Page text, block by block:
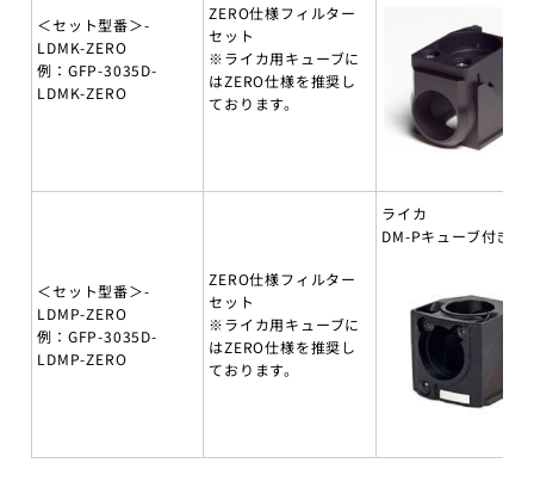
＜セット型番＞-
LDMK-ZERO
例：GFP-3035D-
LDMK-ZERO
ZERO仕様フィルター
セット
※ライカ用キューブに
はZERO仕様を推奨し
ております。
＜セット型番＞-
LDMP-ZERO
例：GFP-3035D-
LDMP-ZERO
ZERO仕様フィルター
セット
※ライカ用キューブに
はZERO仕様を推奨し
ております。
ライカ
DM-Pキューブ付き